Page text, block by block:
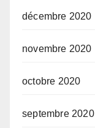
décembre 2020
novembre 2020
octobre 2020
septembre 2020